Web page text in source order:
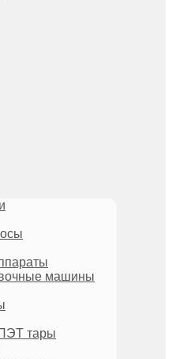
машины
тары